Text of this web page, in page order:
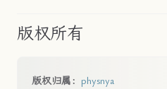
版权所有
版权归属： physnya